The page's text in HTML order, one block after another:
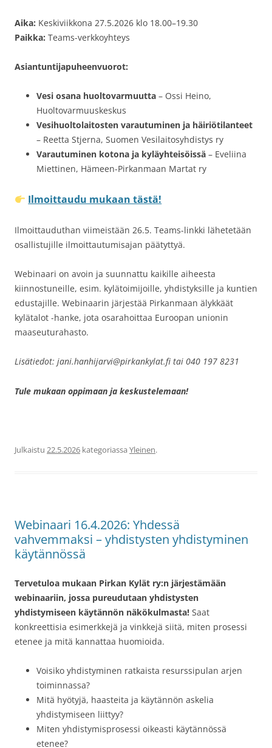
Aika: Keskiviikkona 27.5.2026 klo 18.00–19.30
Paikka: Teams-verkkoyhteys
Asiantuntijapuheenvuorot:
Vesi osana huoltovarmuutta – Ossi Heino,
Huoltovarmuuskeskus
Vesihuoltolaitosten varautuminen ja häiriötilanteet
– Reetta Stjerna, Suomen Vesilaitosyhdistys ry
Varautuminen kotona ja kyläyhteisöissä – Eveliina
Miettinen, Hämeen-Pirkanmaan Martat ry
Ilmoittaudu mukaan tästä!
Ilmoittauduthan viimeistään 26.5. Teams-linkki lähetetään
osallistujille ilmoittautumisajan päätyttyä.
Webinaari on avoin ja suunnattu kaikille aiheesta
kiinnostuneille, esim. kylätoimijoille, yhdistyksille ja kuntien
edustajille. Webinaarin järjestää Pirkanmaan älykkäät
kylätalot -hanke, jota osarahoittaa Euroopan unionin
maaseuturahasto.
Lisätiedot: jani.hanhijarvi@pirkankylat.fi tai 040 197 8231
Tule mukaan oppimaan ja keskustelemaan!
Julkaistu 22.5.2026 kategoriassa Yleinen.
Webinaari 16.4.2026: Yhdessä
vahvemmaksi – yhdistysten yhdistyminen
käytännössä
Tervetuloa mukaan Pirkan Kylät ry:n järjestämään
webinaariin, jossa pureudutaan yhdistysten
yhdistymiseen käytännön näkökulmasta! Saat
konkreettisia esimerkkejä ja vinkkejä siitä, miten prosessi
etenee ja mitä kannattaa huomioida.
Voisiko yhdistyminen ratkaista resurssipulan arjen
toiminnassa?
Mitä hyötyjä, haasteita ja käytännön askelia
yhdistymiseen liittyy?
Miten yhdistymisprosessi oikeasti käytännössä
etenee?